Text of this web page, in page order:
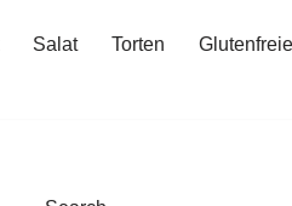
Salat Torten